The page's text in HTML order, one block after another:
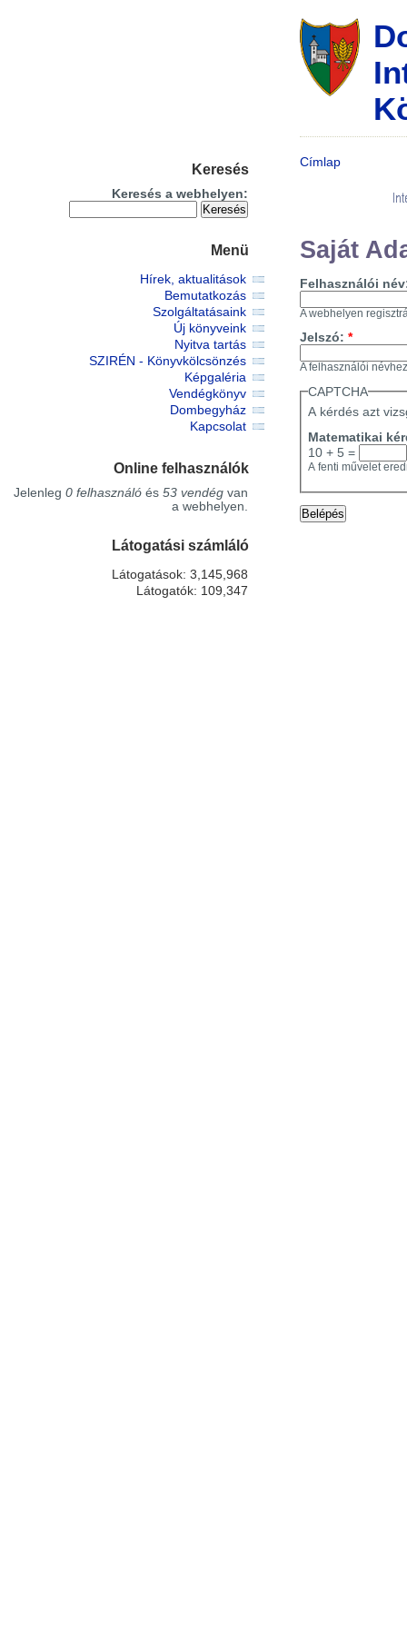
Címlap
Saját
Felhasználói
A webhelyen
Jelszó: *
A felhasználói
CAPTCHA
A kérdés azt
Matematikai
10 + 5 =
A fenti művelet
Keresés
Keresés a webhelyen:
Menü
Hírek, aktualitások
Bemutatkozás
Szolgáltatásaink
Új könyveink
Nyitva tartás
SZIRÉN - Könyvkölcsönzés
Képgaléria
Vendégkönyv
Dombegyház
Kapcsolat
Online felhasználók
Jelenleg 0 felhasználó és 53 vendég van
a webhelyen.
Látogatási számláló
Látogatások: 3,145,968
Látogatók: 109,347